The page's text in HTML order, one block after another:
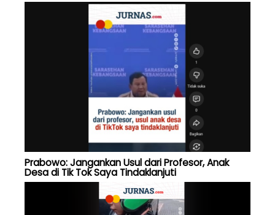
Prabowo: Jangankan Usul dari Profesor, Anak
Desa di Tik Tok Saya Tindaklanjuti